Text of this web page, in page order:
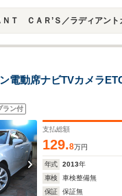
ＮＴ ＣＡＲ’Ｓ／ラディアント
動席ナビTVカメラ
ラン付
支払総額
129.8万円
年式 2013年
車検
車検整備無
保証
保証無